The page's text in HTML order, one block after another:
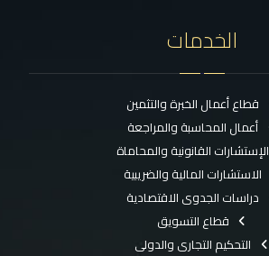
الخدمات
قطاع أعمال الخبرة والتثمين
أعمال المحاسبة والمراجعة
الإستشارات القانونية والمحاماة
الاستشارات المالية والضريبية
دراسات الجدوى الاقتصادية
قطاع التسويق
التحكيم التجارى والدولى